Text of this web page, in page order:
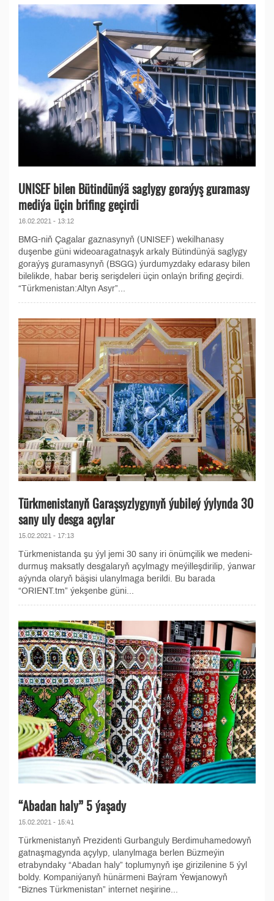
UNISEF bilen Bütindünýä saglygy goraýyş guramasy
mediýa üçin brifing geçirdi
16.02.2021 - 13:12
BMG-niň Çagalar gaznasynyň (UNISEF) wekilhanasy
duşenbe güni wideoaragatnaşyk arkaly Bütindünýä saglygy
goraýyş guramasynyň (BSGG) ýurdumyzdaky edarasy bilen
bilelikde, habar beriş serişdeleri üçin onlaýn brifing geçirdi.
“Türkmenistan:Altyn Asyr”...
Türkmenistanyň Garaşsyzlygynyň ýubileý ýylynda 30
sany uly desga açylar
15.02.2021 - 17:13
Türkmenistanda şu ýyl jemi 30 sany iri önümçilik we medeni-
durmuş maksatly desgalaryň açylmagy meýilleşdirilip, ýanwar
aýynda olaryň bäşisi ulanylmaga berildi. Bu barada
“ORIENT.tm” ýekşenbe güni...
“Abadan haly” 5 ýaşady
15.02.2021 - 15:41
Türkmenistanyň Prezidenti Gurbanguly Berdimuhamedowyň
gatnaşmagynda açylyp, ulanylmaga berlen Büzmeýin
etrabyndaky “Abadan haly” toplumynyň işe girizilenine 5 ýyl
boldy. Kompaniýanyň hünärmeni Baýram Ýewjanowyň
“Biznes Türkmenistan” internet neşirine...